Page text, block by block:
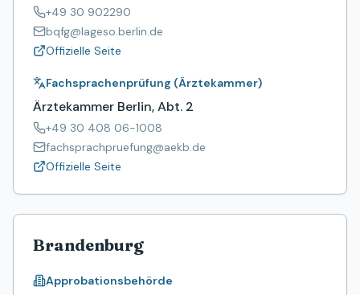
+49 30 902290
bqfg@lageso.berlin.de
Offizielle Seite
Fachsprachenprüfung (Ärztekammer)
Ärztekammer Berlin, Abt. 2
+49 30 408 06-1008
fachsprachpruefung@aekb.de
Offizielle Seite
Brandenburg
Approbationsbehörde